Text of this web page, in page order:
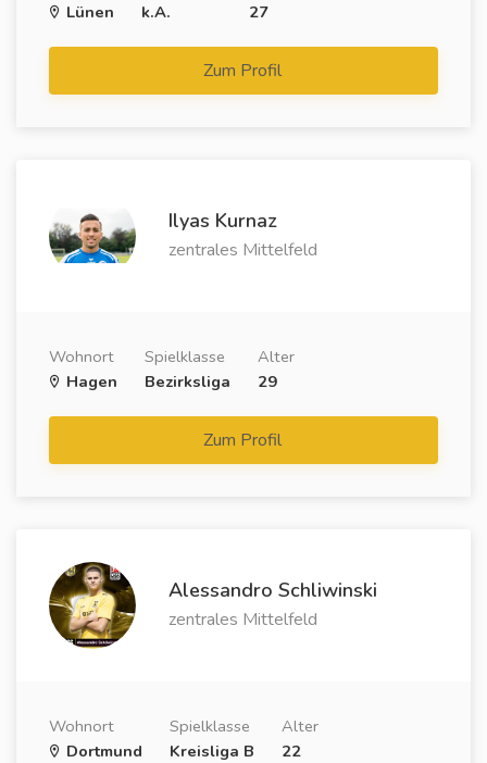
Lünen
k.A.
27
Zum Profil
Ilyas Kurnaz
zentrales Mittelfeld
Wohnort
Hagen
Spielklasse
Bezirksliga
Alter
29
Zum Profil
Alessandro Schliwinski
zentrales Mittelfeld
Wohnort
Dortmund
Spielklasse
Kreisliga B
Alter
22